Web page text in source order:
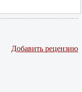
Добавить рецензию